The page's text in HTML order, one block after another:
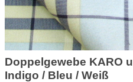
Doppelgewebe KARO
Indigo / Bleu / Weiß